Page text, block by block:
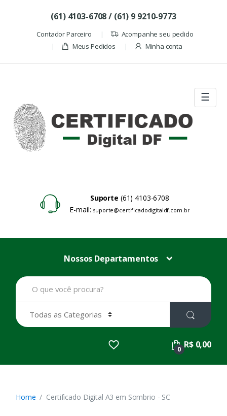
(61) 4103-6708 / (61) 9 9210-9773
Contador Parceiro
Acompanhe seu pedido
Meus Pedidos
Minha conta
☰
Suporte (61) 4103-6708
E-mail: suporte@certificadodigitaldf.com.br
Nossos Departamentos
B
u
a
r
:
0 R$ 0,00
Home Certificado Digital A3 em Sombrio - SC